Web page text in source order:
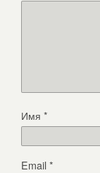
Имя *
Email*